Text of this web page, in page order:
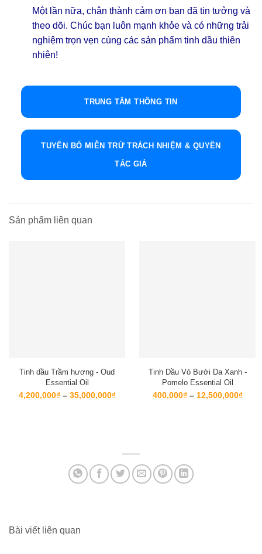
Một lần nữa, chân thành cảm ơn bạn đã tin tưởng và
theo dõi. Chúc bạn luôn mạnh khỏe và có những trải
nghiệm trọn vẹn cùng các sản phẩm tinh dầu thiên
nhiên!
TRUNG TÂM THÔNG TIN
TUYÊN BỐ MIỄN TRỪ TRÁCH NHIỆM & QUYỀN
TÁC GIẢ
Sản phẩm liên quan
Tinh dầu Trầm hương - Oud
Essential Oil
4,200,000₫ – 35,000,000₫Khoảng
Tinh Dầu Vỏ Bưởi Da Xanh -
Pomelo Essential Oil
400,000₫ – 12,500,000₫
Bài viết liên quan